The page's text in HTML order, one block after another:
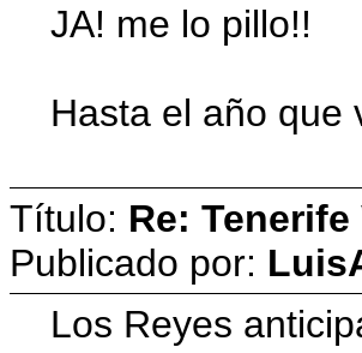
JA! me lo pillo!!
Hasta el año que
Título: Re:
Publicado por:
Los Reyes